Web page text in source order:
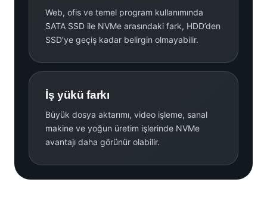
Web, ofis ve temel program kullanımında
SATA SSD ile NVMe arasındaki fark, HDD’den
SSD’ye geçiş kadar belirgin olmayabilir.
İş yükü farkı
Büyük dosya aktarımı, video işleme, sanal
makine ve yoğun üretim işlerinde NVMe
avantajı daha görünür olabilir.